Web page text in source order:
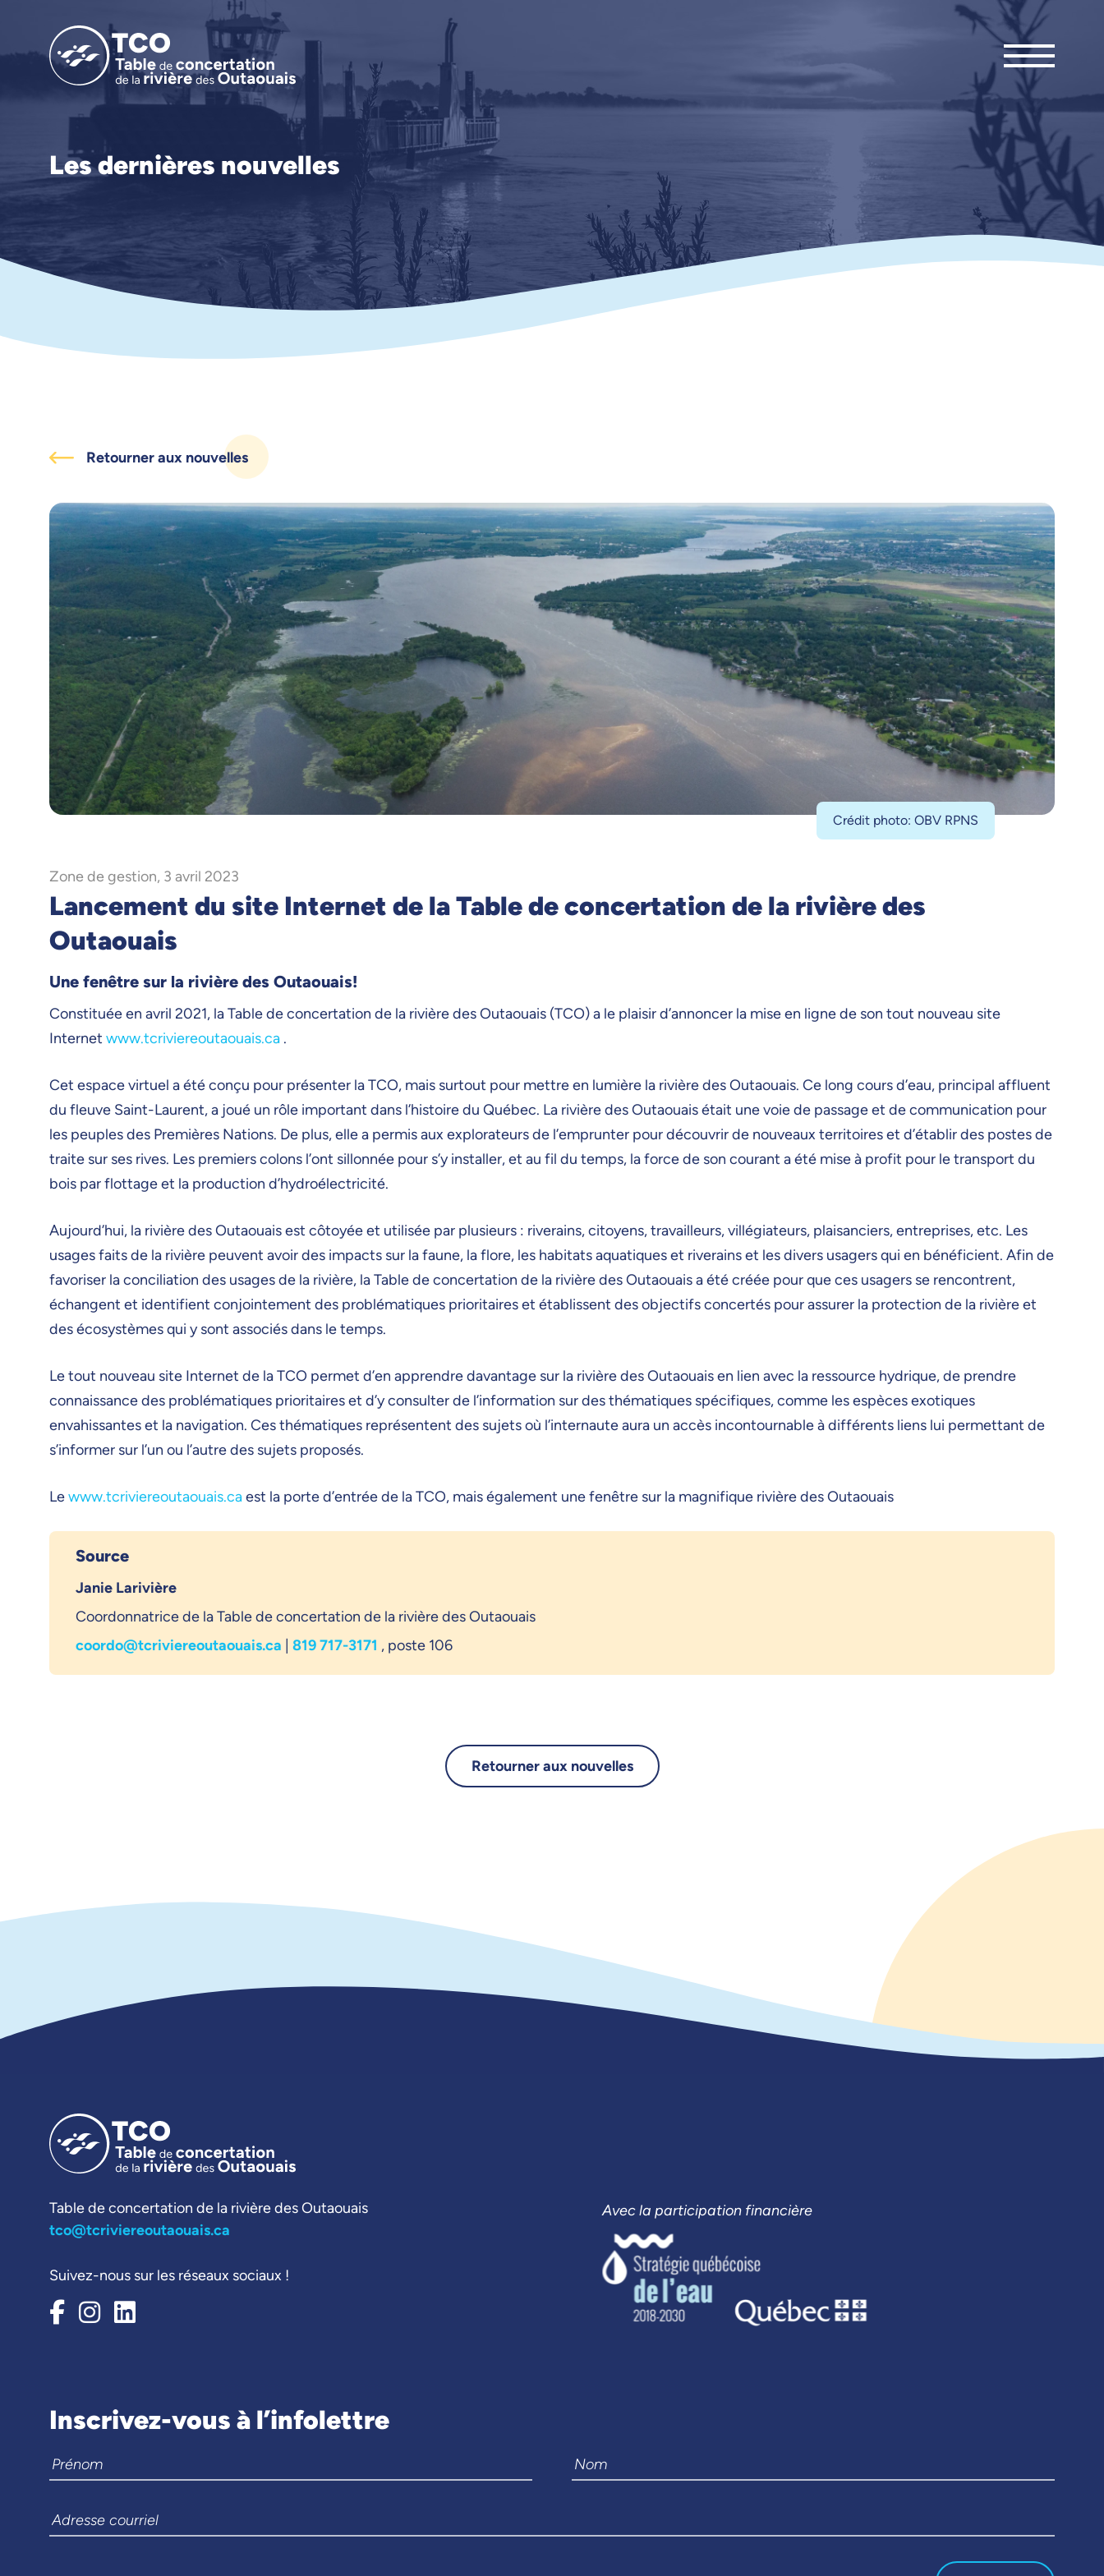
Les dernières nouvelles
Retourner aux nouvelles
Crédit photo: OBV RPNS
Zone de gestion, 3 avril 2023
Lancement du site Internet de la Table de concertation de la rivière des
Outaouais
Une fenêtre sur la rivière des Outaouais!
Constituée en avril 2021, la Table de concertation de la rivière des Outaouais (TCO) a le plaisir d’annoncer la mise en ligne de son tout nouveau site
Internet www.tcriviereoutaouais.ca .
Cet espace virtuel a été conçu pour présenter la TCO, mais surtout pour mettre en lumière la rivière des Outaouais. Ce long cours d’eau, principal affluent
du fleuve Saint-Laurent, a joué un rôle important dans l’histoire du Québec. La rivière des Outaouais était une voie de passage et de communication pour
les peuples des Premières Nations. De plus, elle a permis aux explorateurs de l’emprunter pour découvrir de nouveaux territoires et d’établir des postes de
traite sur ses rives. Les premiers colons l’ont sillonnée pour s’y installer, et au fil du temps, la force de son courant a été mise à profit pour le transport du
bois par flottage et la production d’hydroélectricité.
Aujourd’hui, la rivière des Outaouais est côtoyée et utilisée par plusieurs : riverains, citoyens, travailleurs, villégiateurs, plaisanciers, entreprises, etc. Les
usages faits de la rivière peuvent avoir des impacts sur la faune, la flore, les habitats aquatiques et riverains et les divers usagers qui en bénéficient. Afin de
favoriser la conciliation des usages de la rivière, la Table de concertation de la rivière des Outaouais a été créée pour que ces usagers se rencontrent,
échangent et identifient conjointement des problématiques prioritaires et établissent des objectifs concertés pour assurer la protection de la rivière et
des écosystèmes qui y sont associés dans le temps.
Le tout nouveau site Internet de la TCO permet d’en apprendre davantage sur la rivière des Outaouais en lien avec la ressource hydrique, de prendre
connaissance des problématiques prioritaires et d’y consulter de l’information sur des thématiques spécifiques, comme les espèces exotiques
envahissantes et la navigation. Ces thématiques représentent des sujets où l’internaute aura un accès incontournable à différents liens lui permettant de
s’informer sur l’un ou l’autre des sujets proposés.
Lewww.tcriviereoutaouais.caest la porte d’entrée de la TCO, mais également une fenêtre sur la magnifique rivière des Outaouais
Source
Janie Larivière
Coordonnatrice de la Table de concertation de la rivière des Outaouais
coordo@tcriviereoutaouais.ca
819 717-3171 , poste 106
Retourner aux nouvelles
Table de concertation de la rivière des Outaouais
tco@tcriviereoutaouais.ca
Suivez-nous sur les réseaux sociaux !
Avec la participation financière
Inscrivez-vous à l’infolettre